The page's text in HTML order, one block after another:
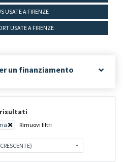
USATE A FIRENZE
USATE A FIRENZE
un finanziamento
risultati
Rimuovi filtri